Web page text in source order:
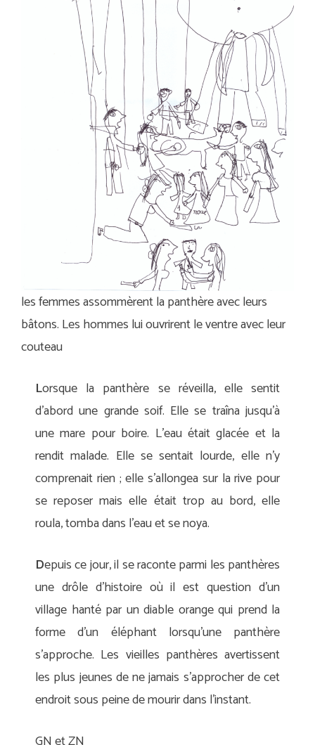
les femmes assommèrent la panthère avec leurs
bâtons. Les hommes lui ouvrirent le ventre avec leur
couteau
Lorsque la panthère se réveilla, elle sentit
d’abord une grande soif. Elle se traîna jusqu’à
une mare pour boire. L’eau était glacée et la
rendit malade. Elle se sentait lourde, elle n’y
comprenait rien ; elle s’allongea sur la rive pour
se reposer mais elle était trop au bord, elle
roula, tomba dans l’eau et se noya.
Depuis ce jour, il se raconte parmi les panthères
une drôle d’histoire où il est question d’un
village hanté par un diable orange qui prend la
forme d’un éléphant lorsqu’une panthère
s’approche. Les vieilles panthères avertissent
les plus jeunes de ne jamais s’approcher de cet
endroit sous peine de mourir dans l’instant.